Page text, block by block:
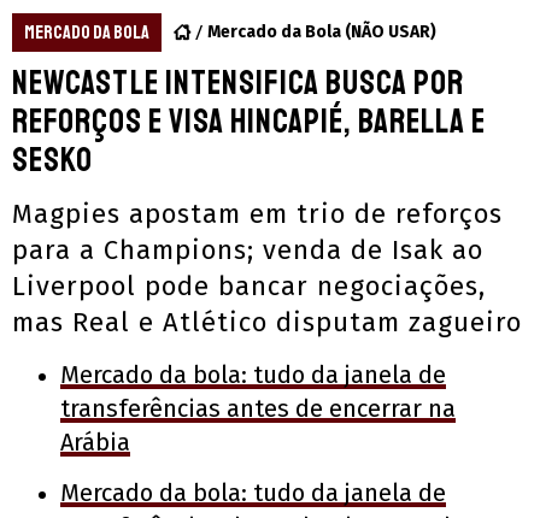
MERCADO DA BOLA Mercado da Bola (NÃO USAR)
Newcastle intensifica busca por
reforços e visa Hincapié, Barella e
Sesko
Magpies apostam em trio de reforços
para a Champions; venda de Isak ao
Liverpool pode bancar negociações,
mas Real e Atlético disputam zagueiro
Mercado da bola: tudo da janela de
transferências antes de encerrar na
Arábia
Mercado da bola: tudo da janela de